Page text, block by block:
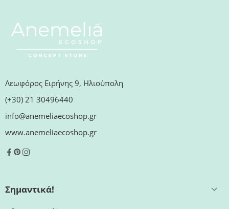
Λεωφόρος Ειρήνης 9, Ηλιούπολη
(+30) 21 30496440
info@anemeliaecoshop.gr
www.anemeliaecoshop.gr
Σημαντικά!